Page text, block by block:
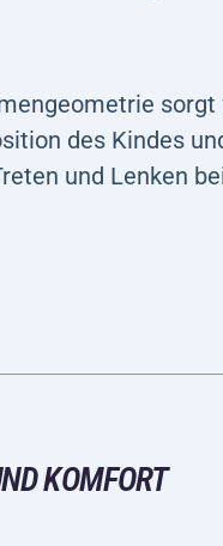
sorgt
des Kindes
und Lenken
KOMFORT